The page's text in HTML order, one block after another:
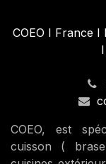
COEO I France
COEO, est
cuisson (